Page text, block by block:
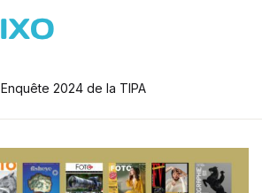
Enquête 2024 de la TIPA